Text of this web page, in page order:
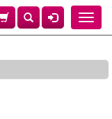
Toggle